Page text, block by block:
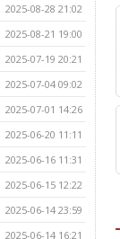
2025-08-28 21:02
2025-08-21 19:00
2025-07-19 20:21
2025-07-04 09:02
2025-07-01 14:26
2025-06-20 11:11
2025-06-16 11:31
2025-06-15 12:22
2025-06-14 23:59
2025-06-14 16:21